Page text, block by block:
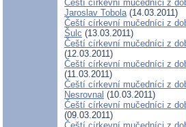
Čeští církevní mučedníci z
Jaroslav Tobola(14.03.2011)
Čeští církevní mučedníci z
Šulc (13.03.2011)
Čeští církevní mučedníci z
(12.03.2011)
Čeští církevní mučedníci z
(11.03.2011)
Čeští církevní mučedníci z
Nesrovnal (10.03.2011)
Čeští církevní mučedníci z
(09.03.2011)